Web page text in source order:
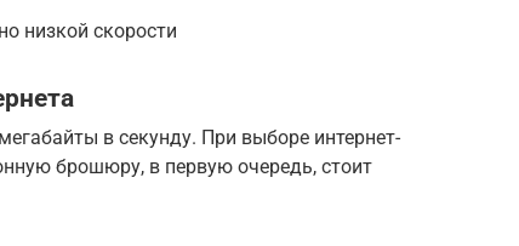
низкой скорости
в секунду. При выборе интернет-
брошюру, в первую очередь, стоит